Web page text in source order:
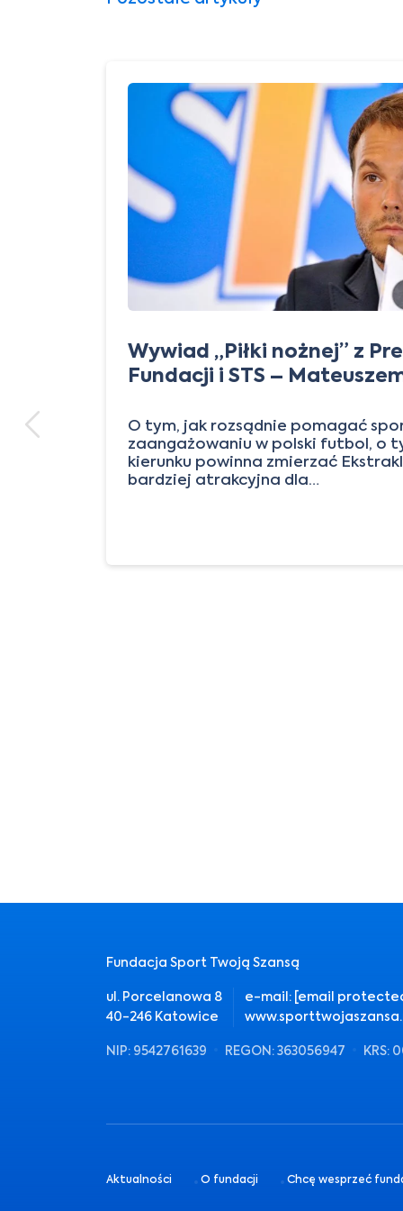
Wywiad „Piłki nożnej” z
Fundacji i STS –
O tym, jak rozsądnie pomagać
zaangażowaniu w polski futbol, o
kierunku powinna zmierzać
bardziej atrakcyjna dla…
Fundacja Sport Twoją Szansą
ul. Porcelanowa 8
40-246 Katowice
e-mail: [email
NIP: 9542761639
REGON: 363056947 KRS:
Aktualności O fundacji Chcę wesprzeć